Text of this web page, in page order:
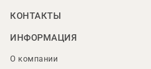
КОНТАКТЫ
ИНФОРМАЦИЯ
О компании